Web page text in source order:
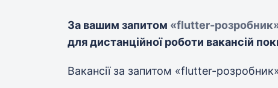
За вашим запитом «flutter-
для дистанційної роботи вакансій
Вакансії за запитом «flutter-